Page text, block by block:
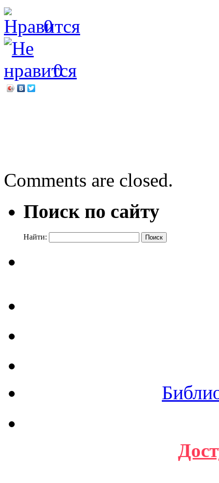
0
0
Comments are closed.
Поиск по сайту
Найти: